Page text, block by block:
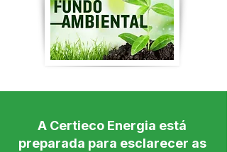
A Certieco Energia está
preparada para esclarecer as